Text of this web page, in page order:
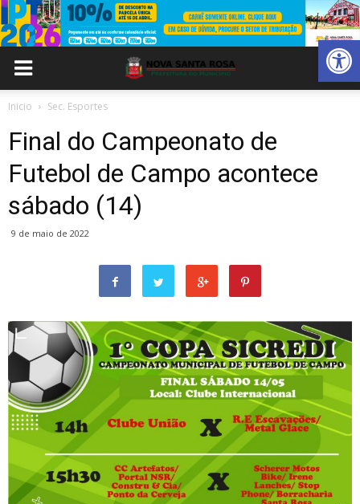
Abrir
Inicio Sec. Esportes
Final do Campeonato de
Futebol de Campo acontece
sábado (14)
9 de maio de 2022